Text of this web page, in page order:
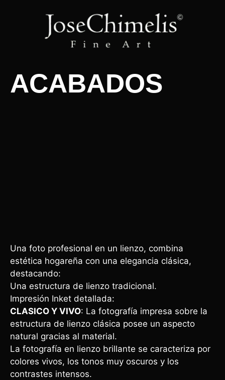
ACABADOS
Una foto profesional en un lienzo, combina
estética hogareña con una elegancia clásica,
destacando:
Una estructura de lienzo tradicional.
Impresión Inket detallada:
CLASICO Y VIVO: La fotografía impresa sobre la
estructura de lienzo clásica posee un aspecto
natural gracias al material.
La fotografía en lienzo brillante se caracteriza por
colores vivos, los tonos muy oscuros y los
contrastes intensos.